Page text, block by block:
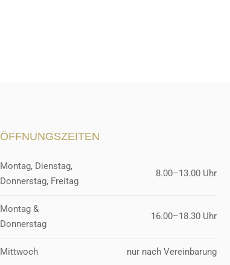
ÖFFNUNGSZEITEN
Montag, Dienstag,
Donnerstag, Freitag
8.00–13.00 Uhr
Montag &
Donnerstag
16.00–18.30 Uhr
Mittwoch nur nach Vereinbarung